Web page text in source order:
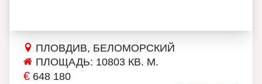
ПЛОВДИВ, БЕЛОМОРСКИЙ
ПЛОЩАДЬ: 10803 КВ. М.
€ 648 180